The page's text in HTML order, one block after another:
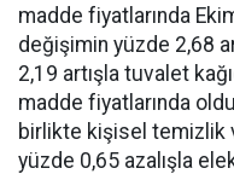
madde fiyatlarında
değişimin yüzde 2,68
2,19 artışla tuvalet
madde fiyatlarında
birlikte kişisel temizlik
yüzde 0,65 azalışla